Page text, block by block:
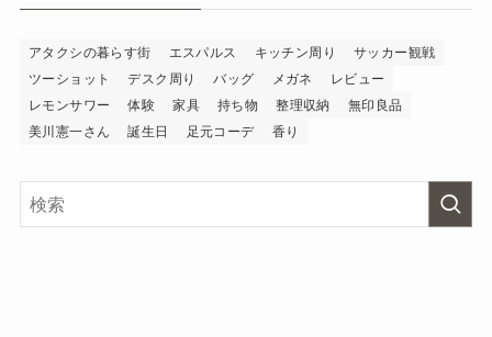
アタクシの暮らす街 エスパルス キッチン周り
サッカー観戦
ツーショット
デスク周り バッグ メガネ
レビュー
レモンサワー
体験 家具 持ち物 整理収納
無印良品
美川憲一さん
誕生日 足元コーデ 香り